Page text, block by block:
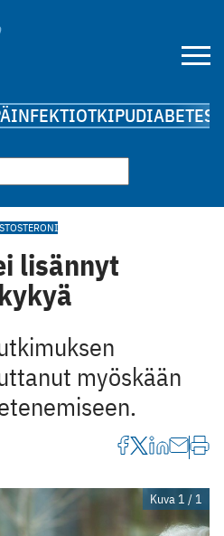
INFEKTIOTKIPUDIABETES
lisännyt
myöskään
Kuva 1 / 1